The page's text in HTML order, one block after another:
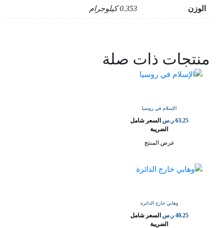
الوزن 0.353 كيلوجرام
منتجات ذات صلة
الإسلام في روسيا
63.25 ر.س السعر شامل
الضريبة
عرض المنتج
وهابي خارج الدائرة
40.25 ر.س السعر شامل
الضريبة